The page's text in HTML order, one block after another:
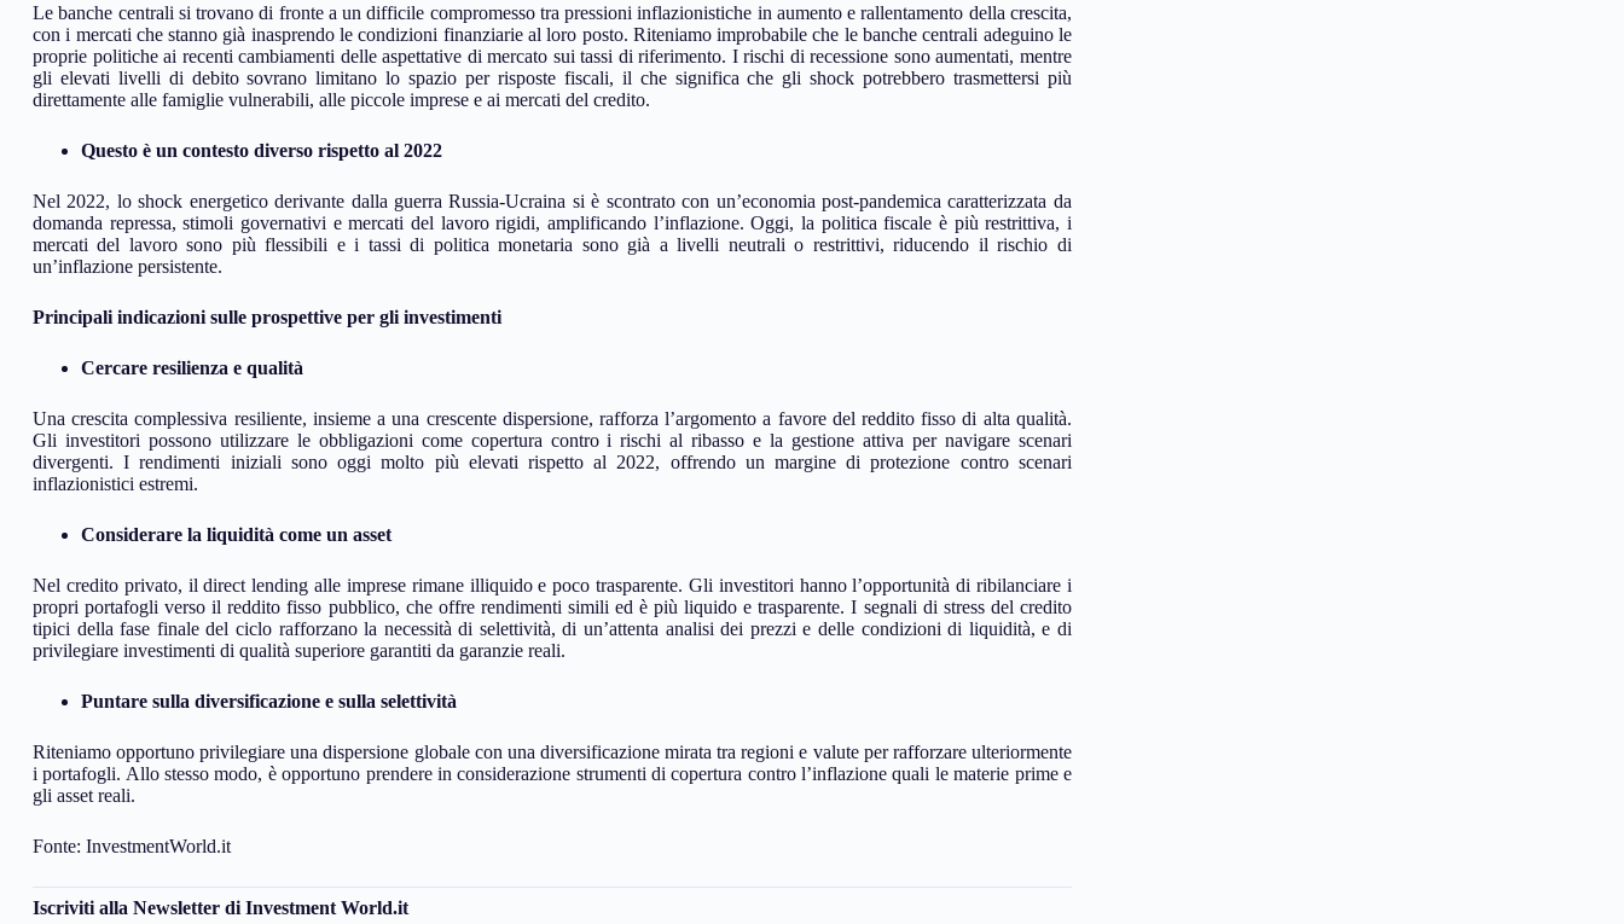
Le banche centrali si trovano di fronte a un difficile compromesso tra pressioni inflazionistiche in aumento e rallentamento della crescita,
con i mercati che stanno già inasprendo le condizioni finanziarie al loro posto. Riteniamo improbabile che le banche centrali adeguino le
proprie politiche ai recenti cambiamenti delle aspettative di mercato sui tassi di riferimento. I rischi di recessione sono aumentati, mentre
gli elevati livelli di debito sovrano limitano lo spazio per risposte fiscali, il che significa che gli shock potrebbero trasmettersi più
direttamente alle famiglie vulnerabili, alle piccole imprese e ai mercati del credito.
Questo è un contesto diverso rispetto al 2022
Nel 2022, lo shock energetico derivante dalla guerra Russia-Ucraina si è scontrato con un’economia post-pandemica caratterizzata da
domanda repressa, stimoli governativi e mercati del lavoro rigidi, amplificando l’inflazione. Oggi, la politica fiscale è più restrittiva, i
mercati del lavoro sono più flessibili e i tassi di politica monetaria sono già a livelli neutrali o restrittivi, riducendo il rischio di
un’inflazione persistente.
Principali indicazioni sulle prospettive per gli investimenti
Cercare resilienza e qualità
Una crescita complessiva resiliente, insieme a una crescente dispersione, rafforza l’argomento a favore del reddito fisso di alta qualità.
Gli investitori possono utilizzare le obbligazioni come copertura contro i rischi al ribasso e la gestione attiva per navigare scenari
divergenti. I rendimenti iniziali sono oggi molto più elevati rispetto al 2022, offrendo un margine di protezione contro scenari
inflazionistici estremi.
Considerare la liquidità come un asset
Nel credito privato, il direct lending alle imprese rimane illiquido e poco trasparente. Gli investitori hanno l’opportunità di ribilanciare i
propri portafogli verso il reddito fisso pubblico, che offre rendimenti simili ed è più liquido e trasparente. I segnali di stress del credito
tipici della fase finale del ciclo rafforzano la necessità di selettività, di un’attenta analisi dei prezzi e delle condizioni di liquidità, e di
privilegiare investimenti di qualità superiore garantiti da garanzie reali.
Puntare sulla diversificazione e sulla selettività
Riteniamo opportuno privilegiare una dispersione globale con una diversificazione mirata tra regioni e valute per rafforzare ulteriormente
i portafogli. Allo stesso modo, è opportuno prendere in considerazione strumenti di copertura contro l’inflazione quali le materie prime e
gli asset reali.
Fonte: InvestmentWorld.it
Iscriviti alla Newsletter di Investment World.it